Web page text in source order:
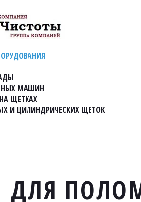
МАШИН
ЩЕТКАХ
И ЦИЛИНДРИЧЕСКИХ ЩЕТОК
ДЛЯ